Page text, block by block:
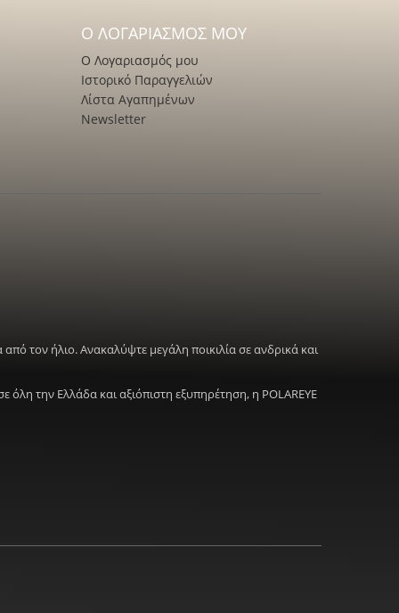
Ο ΛΟΓΑΡΙΑΣΜΌΣ ΜΟΥ
Ο Λογαριασμός μου
Ιστορικό Παραγγελιών
Λίστα Αγαπημένων
Newsletter
τον ήλιο. Ανακαλύψτε μεγάλη ποικιλία σε ανδρικά και
την Ελλάδα και αξιόπιστη εξυπηρέτηση, η POLAREYE